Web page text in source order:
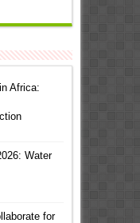
Africa:
Water
for